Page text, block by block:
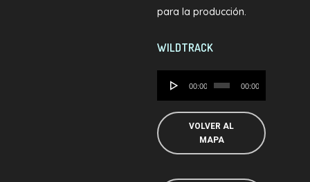
para la producción.
WILDTRACK
Reproductor
de
audio
00:00 00:00
VOLVER AL
MAPA